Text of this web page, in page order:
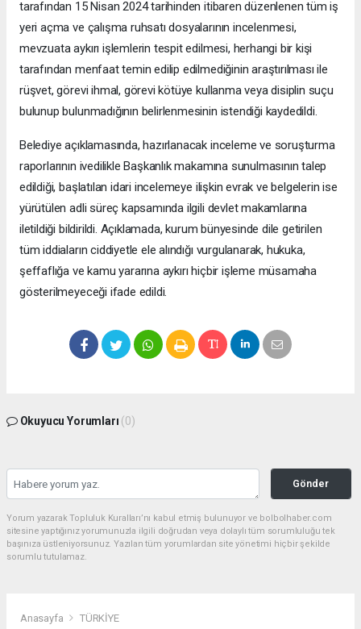
tarafından 15 Nisan 2024 tarihinden itibaren düzenlenen tüm iş
yeri açma ve çalışma ruhsatı dosyalarının incelenmesi,
mevzuata aykırı işlemlerin tespit edilmesi, herhangi bir kişi
tarafından menfaat temin edilip edilmediğinin araştırılması ile
rüşvet, görevi ihmal, görevi kötüye kullanma veya disiplin suçu
bulunup bulunmadığının belirlenmesinin istendiği kaydedildi.
Belediye açıklamasında, hazırlanacak inceleme ve soruşturma
raporlarının ivedilikle Başkanlık makamına sunulmasının talep
edildiği, başlatılan idari incelemeye ilişkin evrak ve belgelerin ise
yürütülen adli süreç kapsamında ilgili devlet makamlarına
iletildiği bildirildi. Açıklamada, kurum bünyesinde dile getirilen
tüm iddiaların ciddiyetle ele alındığı vurgulanarak, hukuka,
şeffaflığa ve kamu yararına aykırı hiçbir işleme müsamaha
gösterilmeyeceği ifade edildi.
Okuyucu Yorumları (0)
Gönder
Yorum yazarak Topluluk Kuralları’nı kabul etmiş bulunuyor ve bolbolhaber.com
sitesine yaptığınız yorumunuzla ilgili doğrudan veya dolaylı tüm sorumluluğu tek
başınıza üstleniyorsunuz. Yazılan tüm yorumlardan site yönetimi hiçbir şekilde
sorumlu tutulamaz.
Anasayfa TÜRKİYE